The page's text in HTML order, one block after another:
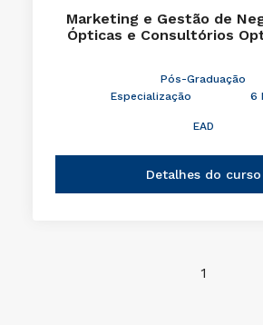
Marketing e Gestão de
Ópticas e Consultórios
Pós-Graduação
Especialização
6
EAD
Detalhes do curso
1